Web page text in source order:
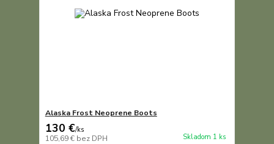
Alaska Frost Neoprene Boots
130 €/ks
105,69 € bez DPH Skladom 1 ks